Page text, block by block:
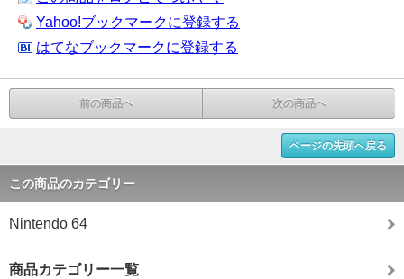
Yahoo!ブックマークに登録する
はてなブックマークに登録する
前の商品へ 次の商品へ
ページの先頭へ戻る
この商品のカテゴリー
Nintendo 64
商品カテゴリー一覧